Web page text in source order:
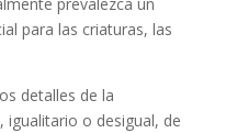
para las criaturas, las
detalles de la
o desigual, de